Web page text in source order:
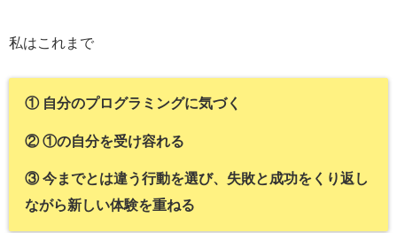
私はこれまで
① 自分のプログラミングに気づく
② ①の自分を受け容れる
③ 今までとは違う行動を選び、 失敗と成功をくり返し
ながら新しい体験を重ねる